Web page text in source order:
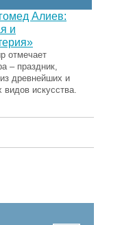
Алиев:
и
отмечает
– праздник,
древнейших и
искусства.